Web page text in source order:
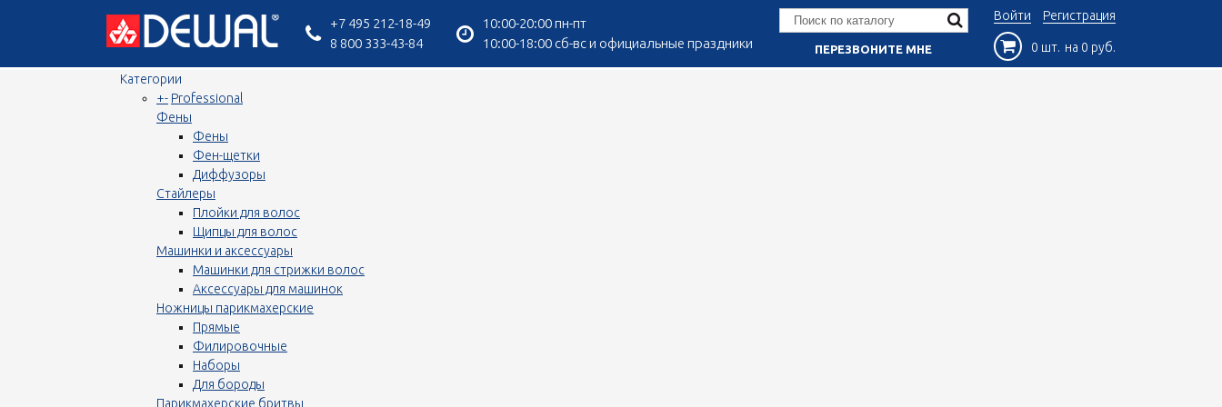
+7 495 212-18-49
8 800 333-43-84
10:00-20:00 пн-пт
10:00-18:00 сб-вс и официальные праздники
ПЕРЕЗВОНИТЕ МНЕ
Войти Регистрация
0 шт. на 0 руб.
Категории
+- Professional
Фены
Фены
Фен-щетки
Диффузоры
Стайлеры
Плойки для волос
Щипцы для волос
Машинки и аксессуары
Машинки для стрижки волос
Аксессуары для машинок
Ножницы парикмахерские
Прямые
Филировочные
Наборы
Для бороды
Парикмахерские бритвы